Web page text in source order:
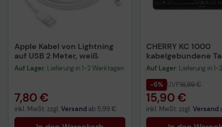
Apple Kabel von Lightning
auf USB 2 Meter, weiß
Auf Lager: Lieferung in 1-2 Werktagen
7,80 €
inkl. MwSt. zzgl. Versand ab 5,99 €
CHERRY KC 1000
kabelgebundene
QWERTZ DE -
Auf Lager: Lieferung in
-6% UVP16,99 €
15,90 €
inkl. MwSt. zzgl. Versand